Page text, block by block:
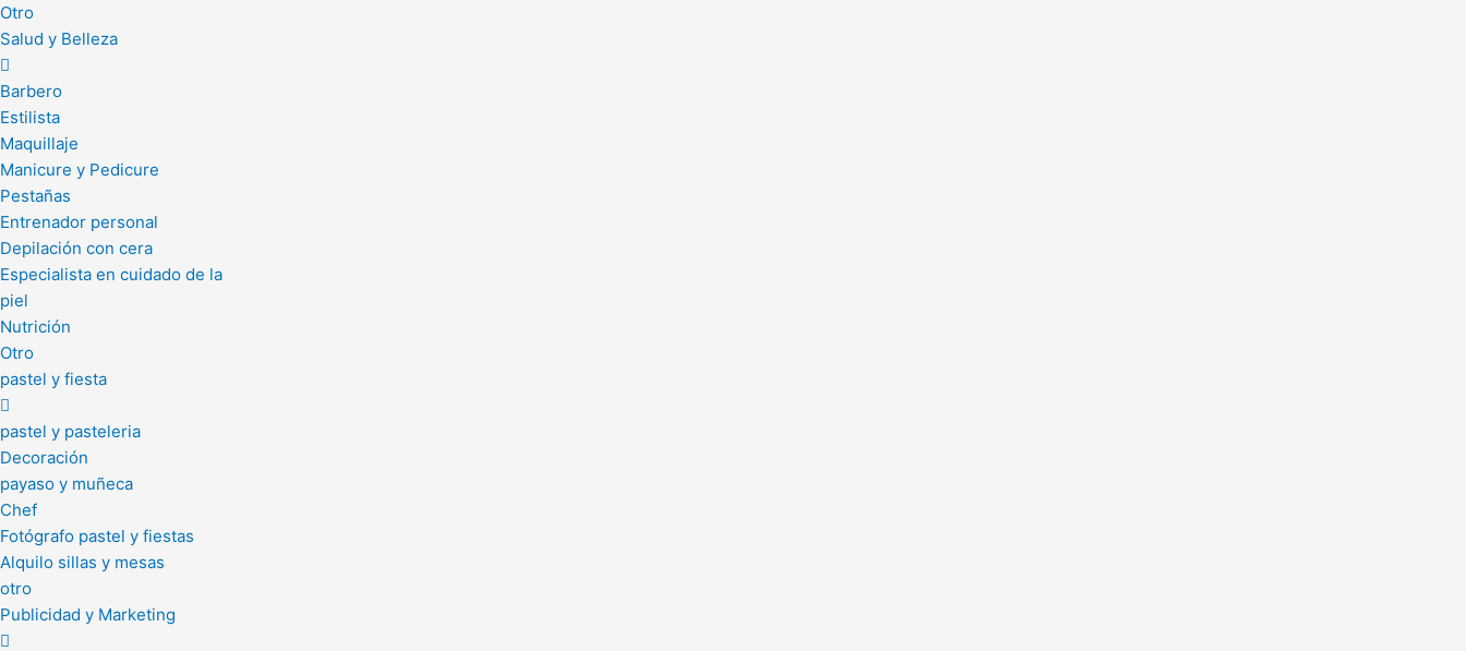
Otro
Salud y Belleza
Barbero
Estilista
Maquillaje
Manicure y Pedicure
Pestañas
Entrenador personal
Depilación con cera
Especialista en cuidado de la
piel
Nutrición
Otro
pastel y fiesta
pastel y pasteleria
Decoración
payaso y muñeca
Chef
Fotógrafo pastel y fiestas
Alquilo sillas y mesas
otro
Publicidad y Marketing